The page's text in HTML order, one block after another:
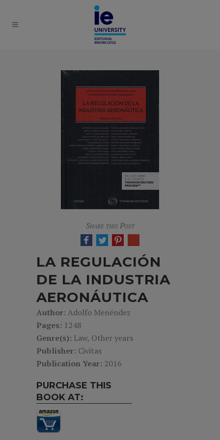
Share this Post
LA REGULACIÓN
DE LA INDUSTRIA
AERONÁUTICA
Author: Adolfo Menéndez
Pages: 1248
Genre(s): Law, Other years
Publisher: Civitas
Publication Year: 2016
PURCHASE THIS
BOOK AT: